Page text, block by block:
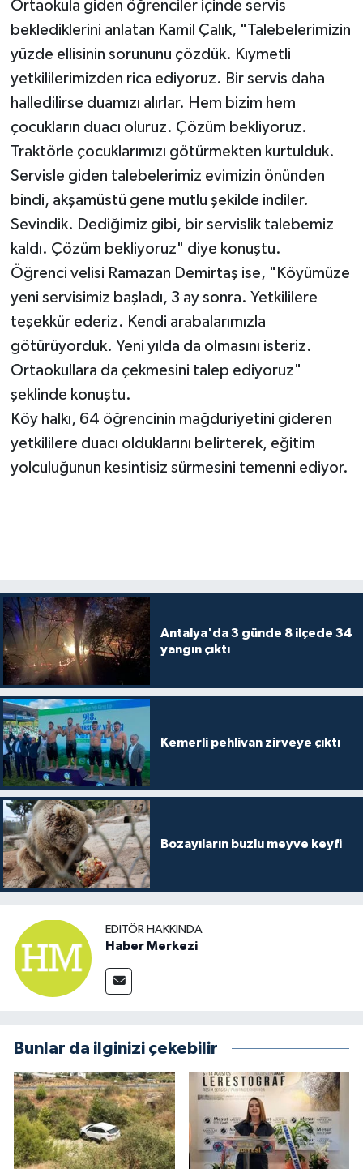
Ortaokula giden öğrenciler içinde servis
beklediklerini anlatan Kamil Çalık, "Talebelerimizin
yüzde ellisinin sorununu çözdük. Kıymetli
yetkililerimizden rica ediyoruz. Bir servis daha
halledilirse duamızı alırlar. Hem bizim hem
çocukların duacı oluruz. Çözüm bekliyoruz.
Traktörle çocuklarımızı götürmekten kurtulduk.
Servisle giden talebelerimiz evimizin önünden
bindi, akşamüstü gene mutlu şekilde indiler.
Sevindik. Dediğimiz gibi, bir servislik talebemiz
kaldı. Çözüm bekliyoruz" diye konuştu.
Öğrenci velisi Ramazan Demirtaş ise, "Köyümüze
yeni servisimiz başladı, 3 ay sonra. Yetkililere
teşekkür ederiz. Kendi arabalarımızla
götürüyorduk. Yeni yılda da olmasını isteriz.
Ortaokullara da çekmesini talep ediyoruz"
şeklinde konuştu.
Köy halkı, 64 öğrencinin mağduriyetini gideren
yetkililere duacı olduklarını belirterek, eğitim
yolculuğunun kesintisiz sürmesini temenni ediyor.
Antalya'da 3 günde 8 ilçede 34
yangın çıktı
Kemerli pehlivan zirveye çıktı
Bozayıların buzlu meyve keyfi
EDITÖR HAKKINDA
Haber Merkezi
Bunlar da ilginizi çekebilir